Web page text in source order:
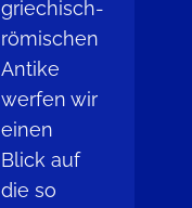
griechisch-
römischen
Antike
werfen wir
einen
Blick auf
die so